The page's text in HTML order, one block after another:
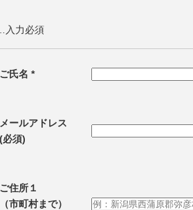
入力必須
ご氏名 *
メールアドレス
(必須)
ご住所１
（市町村まで）